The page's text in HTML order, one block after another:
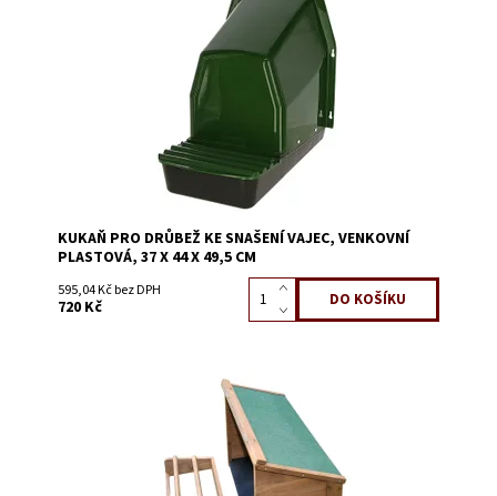
Skladem 2
KUKAŇ PRO DRŮBEŽ KE SNAŠENÍ VAJEC, VENKOVNÍ
PLASTOVÁ, 37 X 44 X 49,5 CM
595,04 Kč bez DPH
720 Kč
Skladem 6